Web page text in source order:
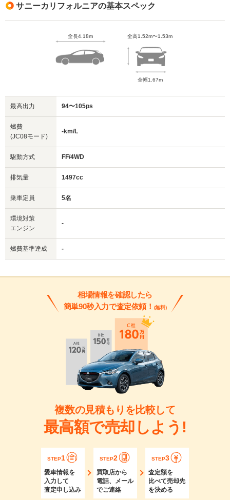
サニーカリフォルニアの基本スペック
全長4.18m 全高1.52m〜1.53m
全幅1.67m
最高出力 94〜105ps
燃費
(JC08モード)
-km/L
駆動方式 FF/4WD
排気量 1497cc
乗車定員 5名
環境対策
エンジン
-
燃費基準達成 -
相場情報を確認したら
簡単90秒入力で査定依頼！ (無料)
複数の見積もりを比較して
最高額で売却しよう!
STEP1
愛車情報を
入力して
査定申し込み
STEP2
買取店から
電話、メール
でご連絡
STEP3
査定額を
比べて売却先
を決める